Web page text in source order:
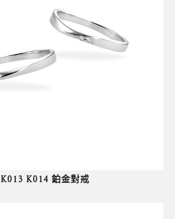
K013 K014 鉑金對戒